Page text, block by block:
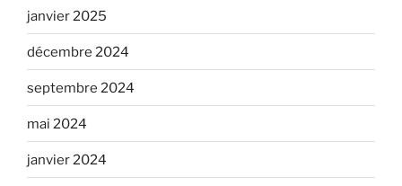
janvier 2025
décembre 2024
septembre 2024
mai 2024
janvier 2024